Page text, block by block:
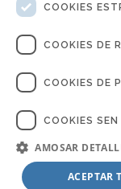
COOKIES
COOKIES DE
COOKIES DE
COOKIES
AMOSAR
ACEPTAR